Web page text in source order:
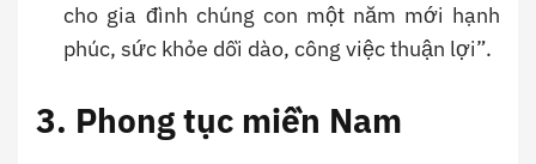
cho gia đình chúng con một năm mới hạnh
phúc, sức khỏe dồi dào, công việc thuận lợi”.
3. Phong tục miền Nam